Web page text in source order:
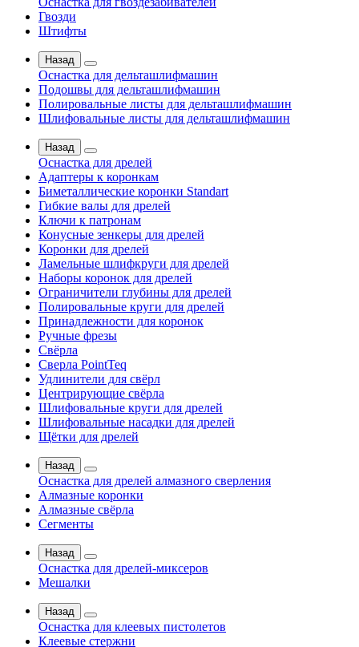
Гвозди
Штифты
Назад
Оснастка для дельташлифмашин
Подошвы для дельташлифмашин
Полировальные листы для дельташлифмашин
Шлифовальные листы для дельташлифмашин
Назад
Оснастка для дрелей
Адаптеры к коронкам
Биметаллические коронки Standart
Гибкие валы для дрелей
Ключи к патронам
Конусные зенкеры для дрелей
Коронки для дрелей
Ламельные шлифкруги для дрелей
Наборы коронок для дрелей
Ограничители глубины для дрелей
Полировальные круги для дрелей
Принадлежности для коронок
Ручные фрезы
Свёрла
Сверла PointTeq
Удлинители для свёрл
Центрирующие свёрла
Шлифовальные круги для дрелей
Шлифовальные насадки для дрелей
Щётки для дрелей
Назад
Оснастка для дрелей алмазного сверления
Алмазные коронки
Алмазные свёрла
Сегменты
Назад
Оснастка для дрелей-миксеров
Мешалки
Назад
Оснастка для клеевых пистолетов
Клеевые стержни